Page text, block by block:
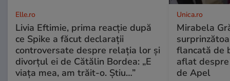
Elle.ro
Livia Eftimie, prima reacție după
ce Spike a făcut declarații
controversate despre relația lor și
divorțul ei de Cătălin Bordea: „E
viața mea, am trăit-o. Știu…”
Unica.ro
Mirabela
flancată de
aflat
de Apel